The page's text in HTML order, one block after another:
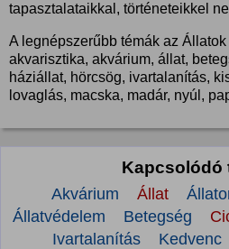
tapasztalataikkal, történeteikkel
A legnépszerűbb témák az
akvarisztika, akvárium, állat,
háziállat, hörcsög, ivartalanítás,
lovaglás, macska, madár, nyúl,
Kapcsolódó
Akvárium Állat
Állatvédelem
Betegség
Ivartalanítás
Kedvenc